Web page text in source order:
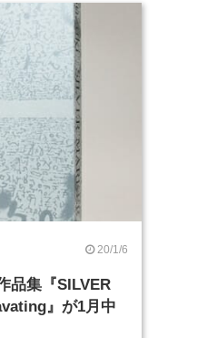
20/1/6
品集『SILVER
』が1月中